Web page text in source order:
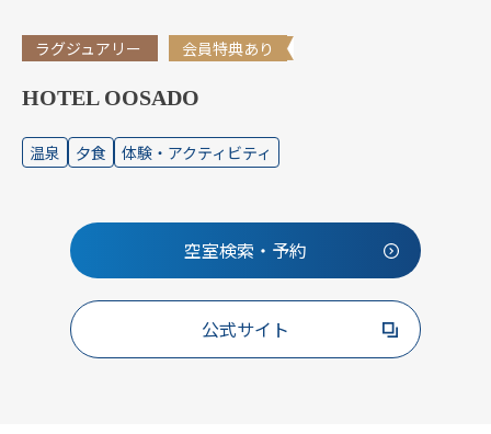
ラグジュアリー 会員特典あり
HOTEL OOSADO
温泉 夕食 体験・アクティビティ
空室検索・予約
公式サイト